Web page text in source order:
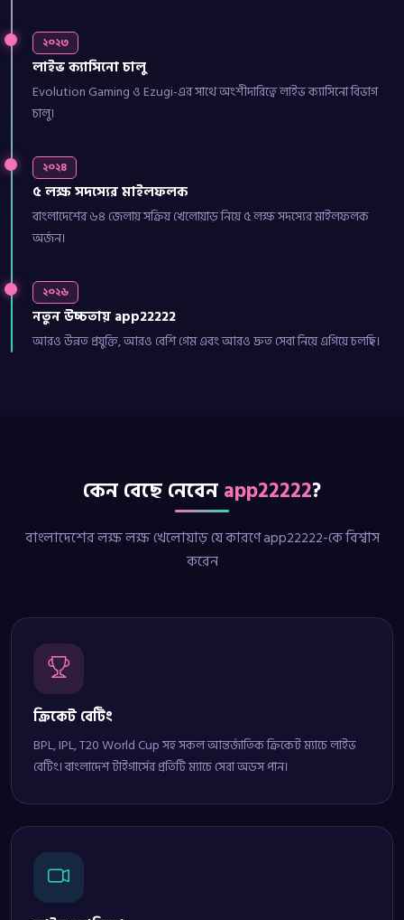
২০২৩
লাইভ ক্যাসিনো চালু
Evolution Gaming ও Ezugi-এর সাথে অংশীদারিত্বে লাইভ ক্যাসিনো বিভাগ
চালু।
২০২৪
৫ লক্ষ সদস্যের মাইলফলক
বাংলাদেশের ৬৪ জেলায় সক্রিয় খেলোয়াড় নিয়ে ৫ লক্ষ সদস্যের মাইলফলক
অর্জন।
২০২৬
নতুন উচ্চতায় app22222
আরও উন্নত প্রযুক্তি, আরও বেশি গেম এবং আরও দ্রুত সেবা নিয়ে এগিয়ে চলছি।
কেন বেছে নেবেনapp22222?
বাংলাদেশের লক্ষ লক্ষ খেলোয়াড় যে কারণে app22222-কে বিশ্বাস
করেন
ক্রিকেট বেটিং
BPL, IPL, T20 World Cup সহ সকল আন্তর্জাতিক ক্রিকেট ম্যাচে লাইভ
বেটিং। বাংলাদেশ টাইগার্সের প্রতিটি ম্যাচে সেরা অডস পান।